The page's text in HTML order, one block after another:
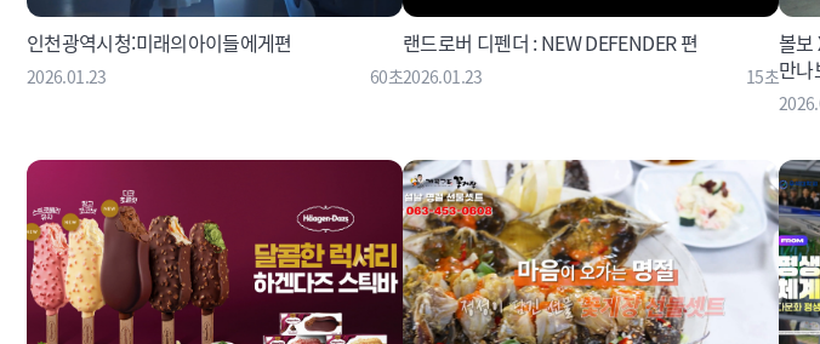
인천광역시청:미래의아이들에게편
2026.01.23 60초
랜드로버 디펜더 : NEW DEFENDER 편
2026.01.23 15초
볼보
만나